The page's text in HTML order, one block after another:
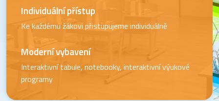
Individuální přístup
Ke každému žákovi přistupujeme individuálně
Moderní vybavení
Interaktivní tabule, notebooky, interaktivní výukové
programy